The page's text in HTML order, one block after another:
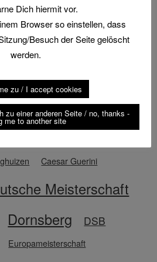
Caesar Guerini
Meisterschaft
Dornsberg DSB
Europameisterschaft
Dich hiermit vor.
Browser so einstellen, dass
Besuch der Seite gelöscht
werden.
zu / I accept cookies
zu einer anderen Seite / no, thanks -
me to another site